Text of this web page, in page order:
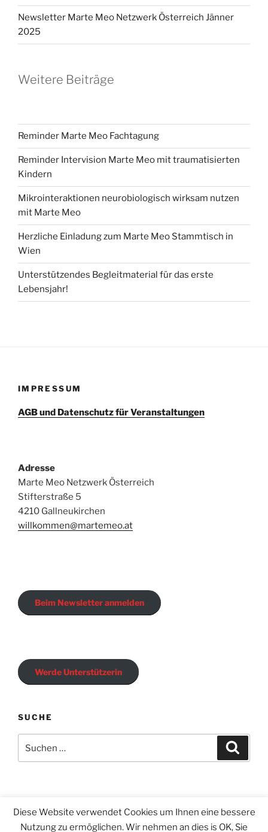
Newsletter Marte Meo Netzwerk Österreich Jänner
2025
Weitere Beiträge
Reminder Marte Meo Fachtagung
Reminder Intervision Marte Meo mit traumatisierten
Kindern
Mikrointeraktionen neurobiologisch wirksam nutzen
mit Marte Meo
Herzliche Einladung zum Marte Meo Stammtisch in
Wien
Unterstützendes Begleitmaterial für das erste
Lebensjahr!
IMPRESSUM
AGB und Datenschutz für Veranstaltungen
Adresse
Marte Meo Netzwerk Österreich
Stifterstraße 5
4210 Gallneukirchen
willkommen@martemeo.at
Beim Newsletter anmelden
Werde Unterstützerin
SUCHE
nach:
Email
Diese Website verwendet Cookies um Ihnen eine bessere
Nutzung zu ermöglichen. Wir nehmen an dies is OK, Sie